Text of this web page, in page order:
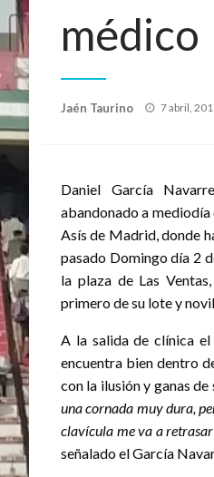
médico
Jaén Taurino
Publicado
7 abril,
Daniel García
abandonado a
Asís de Madrid, donde
pasado Domingo día 2
la plaza de Las
primero de su lote y
A la salida de clínica el
encuentra bien dentro
con la ilusión y ganas
una cornada muy dura,
clavícula me va a retrasar
señalado el García